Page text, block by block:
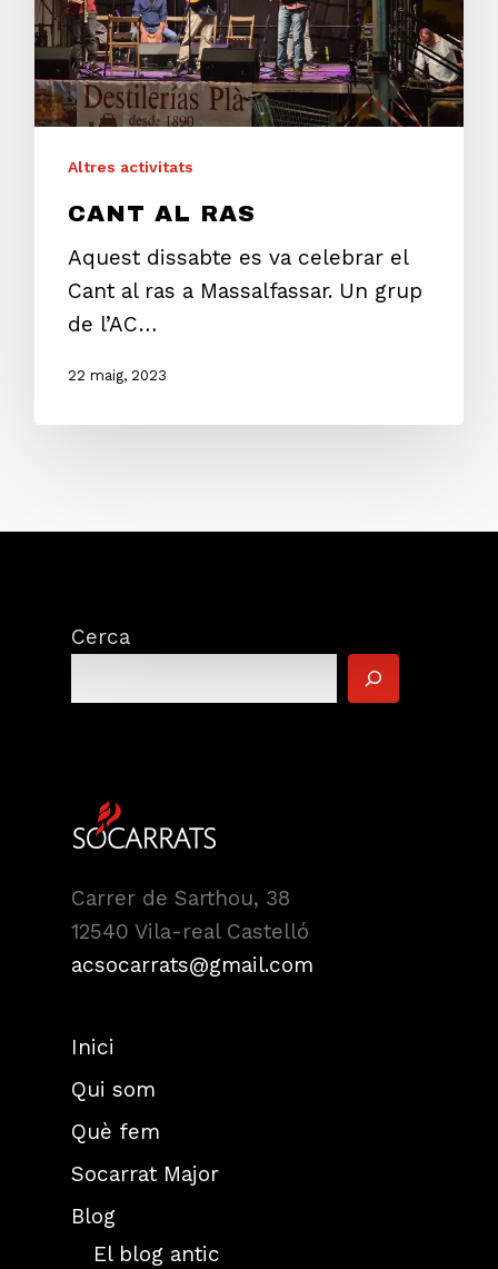
Altres activitats
CANT AL RAS
Aquest dissabte es va celebrar el
Cant al ras a Massalfassar. Un grup
de l’AC…
22 maig, 2023
Cerca
Carrer de Sarthou, 38
12540 Vila-real Castelló
acsocarrats@gmail.com
Inici
Qui som
Què fem
Socarrat Major
Blog
El blog antic